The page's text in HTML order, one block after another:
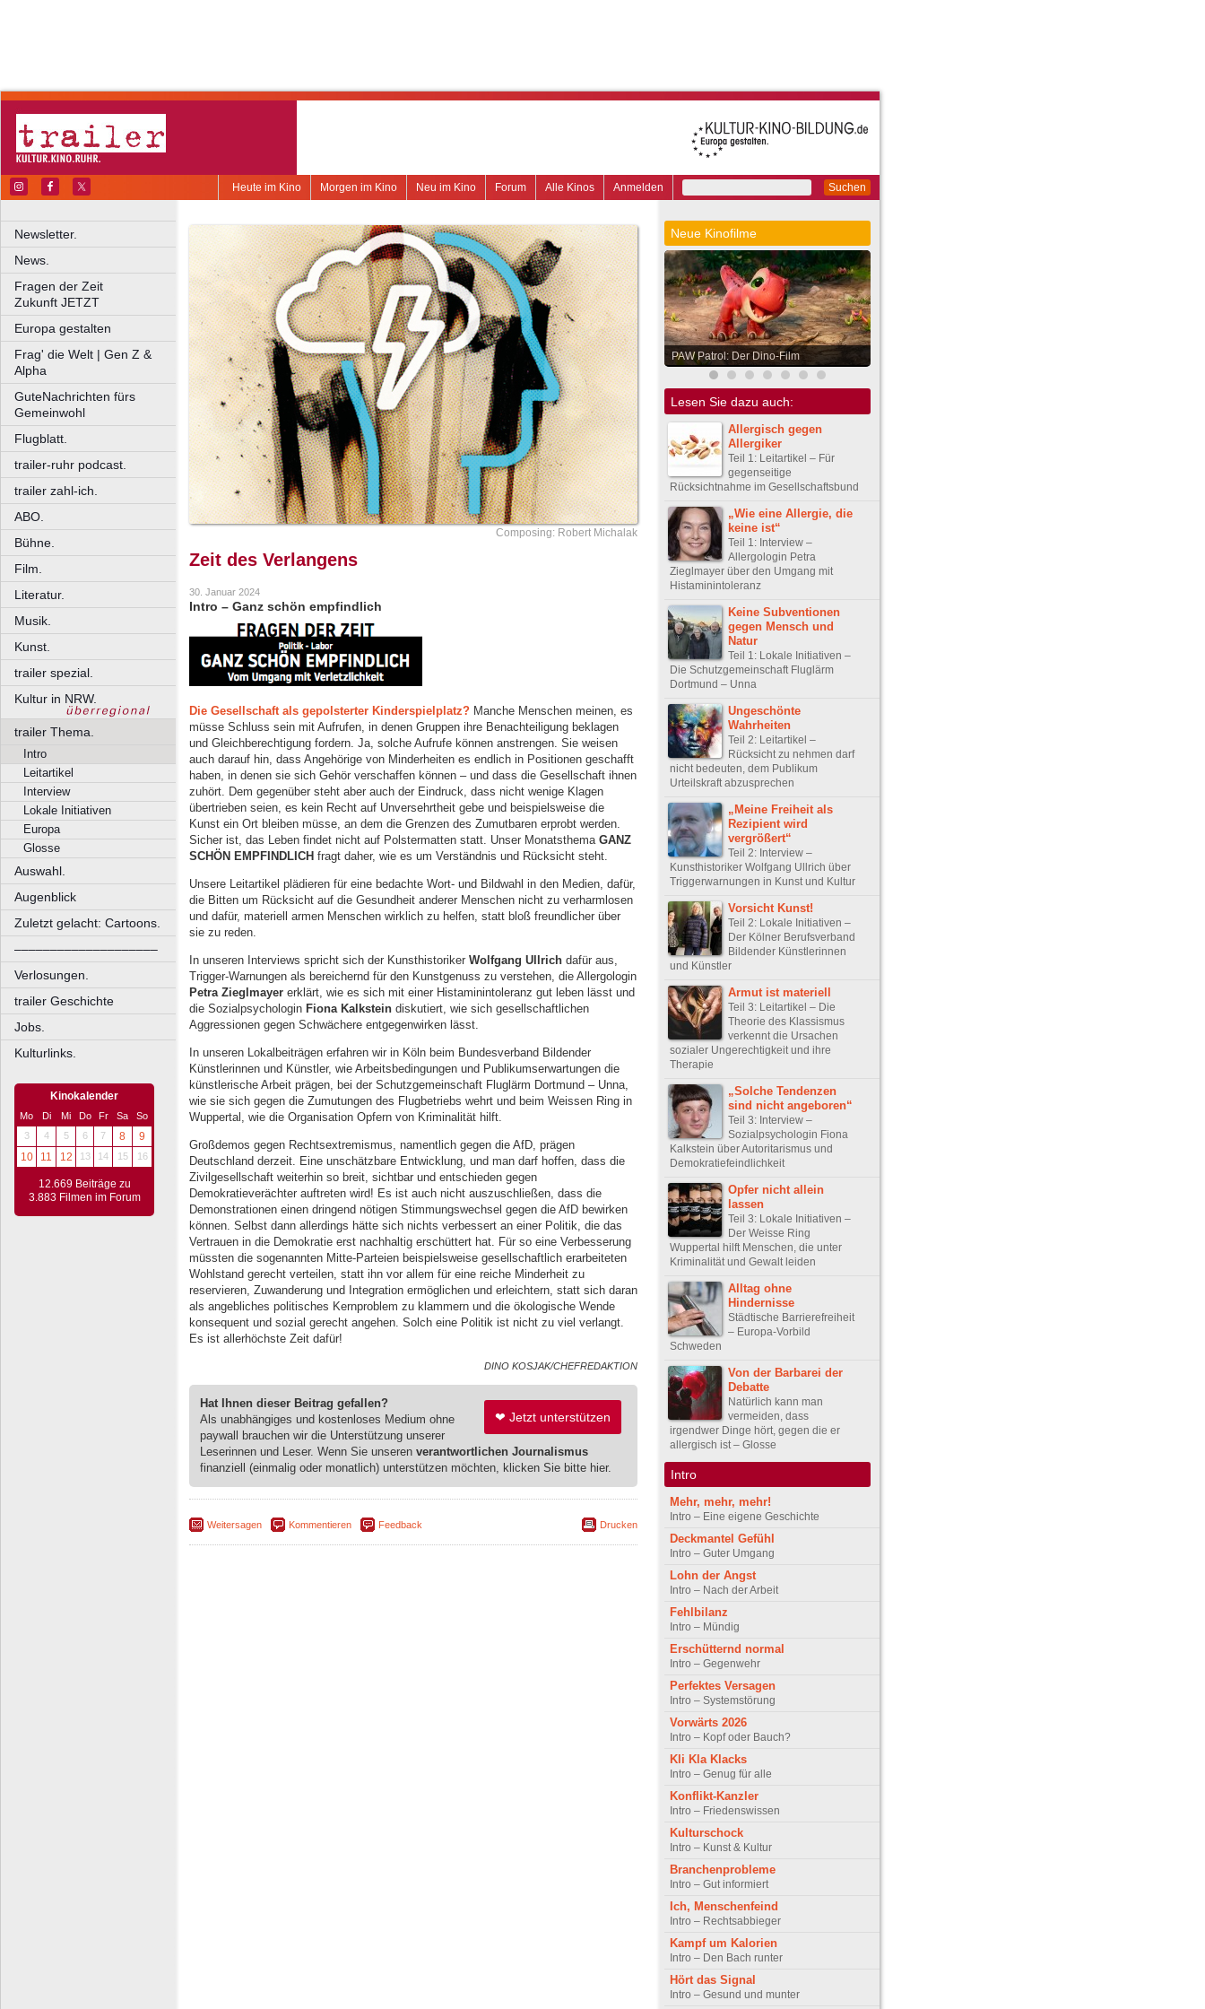
Suchen
Anmelden
Alle Kinos
Forum
Neu im Kino
Morgen im Kino
Heute im Kino
Newsletter.
News.
Fragen der Zeit
Zukunft JETZT
Europa gestalten
Frag' die Welt | Gen Z &
Alpha
GuteNachrichten fürs
Gemeinwohl
Flugblatt.
trailer-ruhr podcast.
trailer zahl-ich.
ABO.
Bühne.
Film.
Literatur.
Musik.
Kunst.
trailer spezial.
Kultur in NRW.
trailer Thema.
Intro
Leitartikel
Interview
Lokale Initiativen
Europa
Glosse
Auswahl.
Augenblick
Zuletzt gelacht: Cartoons.
––––––––––––––––––––
Verlosungen.
trailer Geschichte
Jobs.
Kulturlinks.
Kinokalender
Mo Di Mi Do Fr Sa
So
3
4 5 6 7 8
9
10
11 12 13 14 15 16
12.669 Beiträge zu
3.883 Filmen im Forum
Composing: Robert Michalak
Zeit des Verlangens
30. Januar 2024
Intro – Ganz schön empfindlich
Die Gesellschaft als gepolsterter Kinderspielplatz? Manche Menschen meinen, es
müsse Schluss sein mit Aufrufen, in denen Gruppen ihre Benachteiligung beklagen
und Gleichberechtigung fordern. Ja, solche Aufrufe können anstrengen. Sie weisen
auch darauf hin, dass Angehörige von Minderheiten es endlich in Positionen geschafft
haben, in denen sie sich Gehör verschaffen können – und dass die Gesellschaft ihnen
zuhört. Dem gegenüber steht aber auch der Eindruck, dass nicht wenige Klagen
übertrieben seien, es kein Recht auf Unversehrtheit gebe und beispielsweise die
Kunst ein Ort bleiben müsse, an dem die Grenzen des Zumutbaren erprobt werden.
Sicher ist, das Leben findet nicht auf Polstermatten statt. Unser Monatsthema GANZ
SCHÖN EMPFINDLICH fragt daher, wie es um Verständnis und Rücksicht steht.
Unsere Leitartikel plädieren für eine bedachte Wort- und Bildwahl in den Medien, dafür,
die Bitten um Rücksicht auf die Gesundheit anderer Menschen nicht zu verharmlosen
und dafür, materiell armen Menschen wirklich zu helfen, statt bloß freundlicher über
sie zu reden.
In unseren Interviews spricht sich der Kunsthistoriker Wolfgang Ullrich dafür aus,
Trigger-Warnungen als bereichernd für den Kunstgenuss zu verstehen, die Allergologin
Petra Zieglmayer erklärt, wie es sich mit einer Histaminintoleranz gut leben lässt und
die Sozialpsychologin Fiona Kalkstein diskutiert, wie sich gesellschaftlichen
Aggressionen gegen Schwächere entgegenwirken lässt.
In unseren Lokalbeiträgen erfahren wir in Köln beim Bundesverband Bildender
Künstlerinnen und Künstler, wie Arbeitsbedingungen und Publikumserwartungen die
künstlerische Arbeit prägen, bei der Schutzgemeinschaft Fluglärm Dortmund – Unna,
wie sie sich gegen die Zumutungen des Flugbetriebs wehrt und beim Weissen Ring in
Wuppertal, wie die Organisation Opfern von Kriminalität hilft.
Großdemos gegen Rechtsextremismus, namentlich gegen die AfD, prägen
Deutschland derzeit. Eine unschätzbare Entwicklung, und man darf hoffen, dass die
Zivilgesellschaft weiterhin so breit, sichtbar und entschieden gegen
Demokratieverächter auftreten wird! Es ist auch nicht auszuschließen, dass die
Demonstrationen einen dringend nötigen Stimmungswechsel gegen die AfD bewirken
können. Selbst dann allerdings hätte sich nichts verbessert an einer Politik, die das
Vertrauen in die Demokratie erst nachhaltig erschüttert hat. Für so eine Verbesserung
müssten die sogenannten Mitte-Parteien beispielsweise gesellschaftlich erarbeiteten
Wohlstand gerecht verteilen, statt ihn vor allem für eine reiche Minderheit zu
reservieren, Zuwanderung und Integration ermöglichen und erleichtern, statt sich daran
als angebliches politisches Kernproblem zu klammern und die ökologische Wende
konsequent und sozial gerecht angehen. Solch eine Politik ist nicht zu viel verlangt.
Es ist allerhöchste Zeit dafür!
DINO KOSJAK/CHEFREDAKTION
❤ Jetzt unterstützen
Hat Ihnen dieser Beitrag gefallen?
Als unabhängiges und kostenloses Medium ohne
paywall brauchen wir die Unterstützung unserer
Leserinnen und Leser. Wenn Sie unseren verantwortlichen Journalismus
finanziell (einmalig oder monatlich) unterstützen möchten, klicken Sie bitte hier.
Weitersagen Kommentieren Feedback Drucken
Neue Kinofilme
PAW Patrol: Der Dino-Film
Lesen Sie dazu auch:
Allergisch gegen
Allergiker
Teil 1: Leitartikel – Für
gegenseitige
Rücksichtnahme im Gesellschaftsbund
„Wie eine Allergie, die
keine ist“
Teil 1: Interview –
Allergologin Petra
Zieglmayer über den Umgang mit
Histaminintoleranz
Keine Subventionen
gegen Mensch und
Natur
Teil 1: Lokale Initiativen –
Die Schutzgemeinschaft Fluglärm
Dortmund – Unna
Ungeschönte
Wahrheiten
Teil 2: Leitartikel –
Rücksicht zu nehmen darf
nicht bedeuten, dem Publikum
Urteilskraft abzusprechen
„Meine Freiheit als
Rezipient wird
vergrößert“
Teil 2: Interview –
Kunsthistoriker Wolfgang Ullrich über
Triggerwarnungen in Kunst und Kultur
Vorsicht Kunst!
Teil 2: Lokale Initiativen –
Der Kölner Berufsverband
Bildender Künstlerinnen
und Künstler
Armut ist materiell
Teil 3: Leitartikel – Die
Theorie des Klassismus
verkennt die Ursachen
sozialer Ungerechtigkeit und ihre
Therapie
„Solche Tendenzen
sind nicht angeboren“
Teil 3: Interview –
Sozialpsychologin Fiona
Kalkstein über Autoritarismus und
Demokratiefeindlichkeit
Opfer nicht allein
lassen
Teil 3: Lokale Initiativen –
Der Weisse Ring
Wuppertal hilft Menschen, die unter
Kriminalität und Gewalt leiden
Alltag ohne
Hindernisse
Städtische Barrierefreiheit
– Europa-Vorbild
Schweden
Von der Barbarei der
Debatte
Natürlich kann man
vermeiden, dass
irgendwer Dinge hört, gegen die er
allergisch ist – Glosse
Intro
Mehr, mehr, mehr!
Intro – Eine eigene Geschichte
Deckmantel Gefühl
Intro – Guter Umgang
Lohn der Angst
Intro – Nach der Arbeit
Fehlbilanz
Intro – Mündig
Erschütternd normal
Intro – Gegenwehr
Perfektes Versagen
Intro – Systemstörung
Vorwärts 2026
Intro – Kopf oder Bauch?
Kli Kla Klacks
Intro – Genug für alle
Konflikt-Kanzler
Intro – Friedenswissen
Kulturschock
Intro – Kunst & Kultur
Branchenprobleme
Intro – Gut informiert
Ich, Menschenfeind
Intro – Rechtsabbieger
Kampf um Kalorien
Intro – Den Bach runter
Hört das Signal
Intro – Gesund und munter